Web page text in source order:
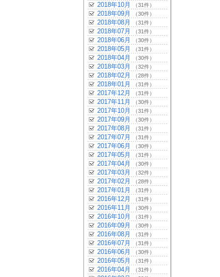
2018年10月 （31件）
2018年09月 （30件）
2018年08月 （31件）
2018年07月 （31件）
2018年06月 （30件）
2018年05月 （31件）
2018年04月 （30件）
2018年03月 （32件）
2018年02月 （28件）
2018年01月 （31件）
2017年12月 （31件）
2017年11月 （30件）
2017年10月 （31件）
2017年09月 （30件）
2017年08月 （31件）
2017年07月 （31件）
2017年06月 （30件）
2017年05月 （31件）
2017年04月 （30件）
2017年03月 （32件）
2017年02月 （28件）
2017年01月 （31件）
2016年12月 （31件）
2016年11月 （30件）
2016年10月 （31件）
2016年09月 （30件）
2016年08月 （31件）
2016年07月 （31件）
2016年06月 （30件）
2016年05月 （31件）
2016年04月 （31件）